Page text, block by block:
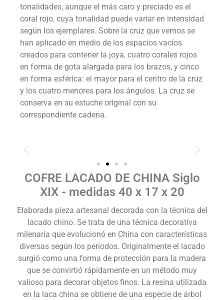
tonalidades, aunque el más caro y preciado es el
coral rojo, cuya tonalidad puede variar en intensidad
según los ejemplares. Sobre la cruz que vemos se
han aplicado en medio de los espacios vacíos
creados para contener la joya, cuatro corales rojos
en forma de gota alargada para los brazos, y cinco
en forma esférica: el mayor para el centro de la cruz
y los cuatro menores para los ángulos. La cruz se
conserva en su estuche original con su
correspondiente cadena.
COFRE LACADO DE CHINA Siglo
XIX - medidas 40 x 17 x 20
​ Elaborada pieza artesanal decorada con la técnica del
lacado chino. Se trata de una técnica decorativa
milenaria que evolucionó en China con características
diversas según los períodos. Originalmente el lacado
surgió como una forma de protección para la madera
que se convirtió rápidamente en un método muy
valioso para decorar objetos finos. La resina utilizada
en la laca china se obtiene de una especie de árbol